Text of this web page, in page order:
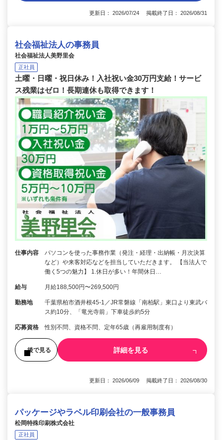
更新日： 2026/07/24 掲載終了日： 2026/08/31
社会福祉法人の事務員
社会福祉法人美野里会
正社員
土曜・日曜・祝日休み！入社祝い金30万円支給！サービ
ス残業はゼロ！長期連休も取得できます！
仕事内容
パソコンを使った事務作業（発注・経理・出納帳・月次決算
など）や来客対応などを担当していただきます。 【当法人で
働く5つの魅力】 1.休日が多い！年間休日…
給与 月給188,500円〜269,500円
勤務地
千葉県柏市酒井根45-1／JR常磐線「南柏駅」東口より東武バ
ス約10分、「竜光寺前」下車徒歩約5分
応募資格 性別不問、資格不問、定年65歳（再雇用制度有）
後で見る 詳細を見る
更新日： 2026/06/09 掲載終了日： 2026/08/30
パッケージやラベル印刷会社の一般事務員
松岡特殊印刷株式会社
正社員